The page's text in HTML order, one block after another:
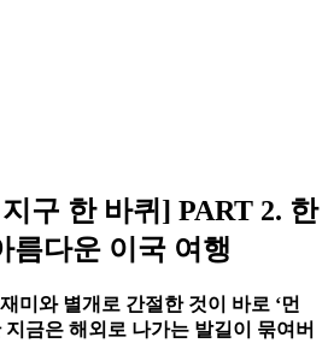
구 한 바퀴] PART 2. 한
름다운 이국 여행
미와 별개로 간절한 것이 바로 ‘먼
금은 해외로 나가는 발길이 묶여버